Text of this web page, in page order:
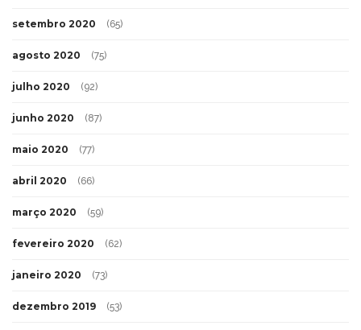
setembro 2020 (65)
agosto 2020 (75)
julho 2020 (92)
junho 2020 (87)
maio 2020 (77)
abril 2020 (66)
março 2020 (59)
fevereiro 2020 (62)
janeiro 2020 (73)
dezembro 2019 (53)